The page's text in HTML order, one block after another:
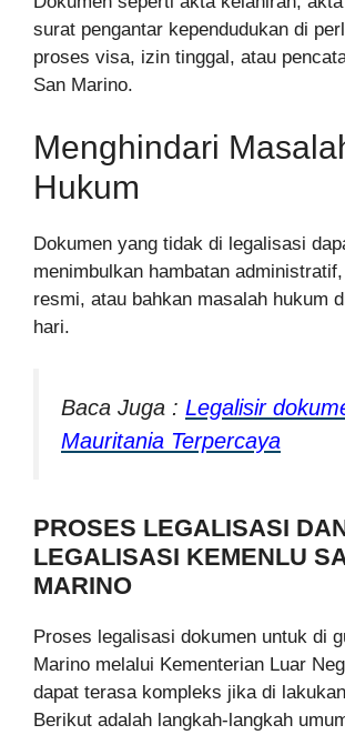
surat pengantar kependudukan di
proses visa, izin tinggal, atau
San Marino.
Menghindari
Hukum
Dokumen yang tidak di legalisasi
menimbulkan hambatan
resmi, atau bahkan masalah hukum
hari.
Baca Juga : Legalisir
Mauritania Terpercaya
PROSES LEGALISASI
LEGALISASI KEMENLU
MARINO
Proses legalisasi dokumen untuk di
Marino melalui Kementerian Luar
dapat terasa kompleks jika di
Berikut adalah langkah-langkah